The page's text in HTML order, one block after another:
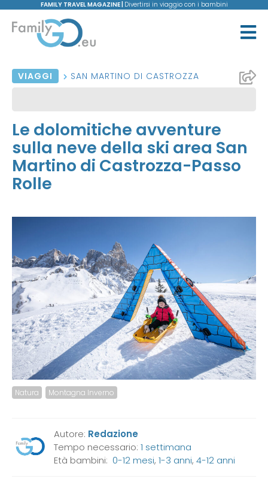
FAMILY TRAVEL MAGAZINE | Divertirsi in viaggio con i bambini
VIAGGI SAN MARTINO DI CASTROZZA
Le dolomitiche avventure
sulla neve della ski area San
Martino di Castrozza-Passo
Rolle
Natura Montagna Inverno
Autore: Redazione
Tempo necessario: 1 settimana
Età bambini: 0-12 mesi, 1-3 anni, 4-12 anni